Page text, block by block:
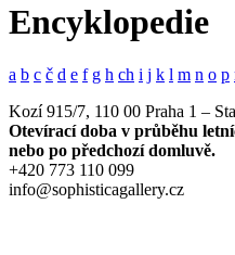
Encyklopedie
a b c č d e f g h ch i j k l m n o p
Kozí 915/7, 110 00 Praha 1 –
Otevírací doba v průběhu
nebo po předchozí domluvě.
+420 773 110 099
info@sophisticagallery.cz